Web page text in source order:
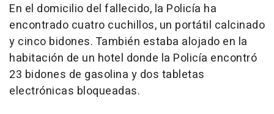
En el domicilio del fallecido, la Policía ha
encontrado cuatro cuchillos, un portátil calcinado
y cinco bidones. También estaba alojado en la
habitación de un hotel donde la Policía encontró
23 bidones de gasolina y dos tabletas
electrónicas bloqueadas.